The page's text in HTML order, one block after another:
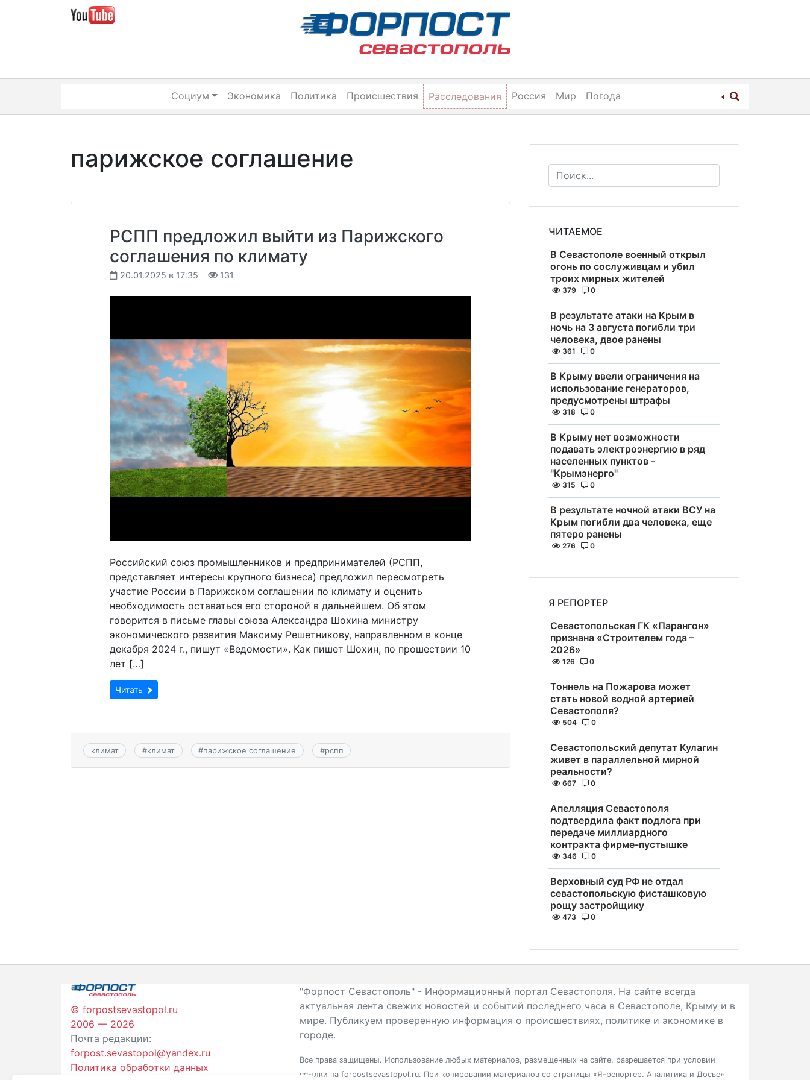
Социум Экономика Политика Происшествия Расследования Россия Мир Погода
парижское соглашение
РСПП предложил выйти из Парижского
соглашения по климату
20.01.2025 в 17:35 131
Российский союз промышленников и предпринимателей (РСПП,
представляет интересы крупного бизнеса) предложил пересмотреть
участие России в Парижском соглашении по климату и оценить
необходимость оставаться его стороной в дальнейшем. Об этом
говорится в письме главы союза Александра Шохина министру
экономического развития Максиму Решетникову, направленном в конце
декабря 2024 г., пишут «Ведомости». Как пишет Шохин, по прошествии 10
лет […]
Читать
климат #климат #парижское соглашение #рспп
ЧИТАЕМОЕ
В Севастополе военный открыл
огонь по сослуживцам и убил
троих мирных жителей
379 0
В результате атаки на Крым в
ночь на 3 августа погибли три
человека, двое ранены
361 0
В Крыму ввели ограничения на
использование генераторов,
предусмотрены штрафы
318 0
В Крыму нет возможности
подавать электроэнергию в ряд
населенных пунктов -
"Крымэнерго"
315 0
В результате ночной атаки ВСУ на
Крым погибли два человека, еще
пятеро ранены
276 0
Я РЕПОРТЕР
Севастопольская ГК «Парангон»
признана «Строителем года –
2026»
126 0
Тоннель на Пожарова может
стать новой водной артерией
Севастополя?
504 0
Севастопольский депутат Кулагин
живет в параллельной мирной
реальности?
667 0
Апелляция Севастополя
подтвердила факт подлога при
передаче миллиардного
контракта фирме-пустышке
346 0
Верховный суд РФ не отдал
севастопольскую фисташковую
рощу застройщику
473 0
© forpostsevastopol.ru
2006 — 2026
Почта редакции:
forpost.sevastopol@yandex.ru
Политика обработки данных
"Форпост Севастополь" - Информационный портал Севастополя. На сайте всегда
актуальная лента свежих новостей и событий последнего часа в Севастополе, Крыму и в
мире. Публикуем проверенную информация о происшествиях, политике и экономике в
городе.
Все права защищены. Использование любых материалов, размещенных на сайте, разрешается при условии
ссылки на forpostsevastopol.ru. При копировании материалов со страницы «Я-репортер. Аналитика и Досье»